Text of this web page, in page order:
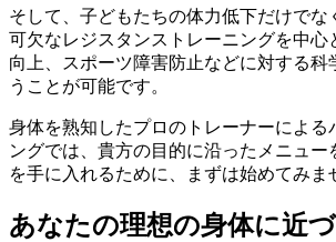
そして、子どもたちの体力低下だけでな
可欠なレジスタンストレーニングを中心
向上、スポーツ障害防止などに対する科
うことが可能です。
身体を熟知したプロのトレーナーによる
ングでは、貴方の目的に沿ったメニュー
を手に入れるために、まずは始めてみま
あなたの理想の身体に近づ